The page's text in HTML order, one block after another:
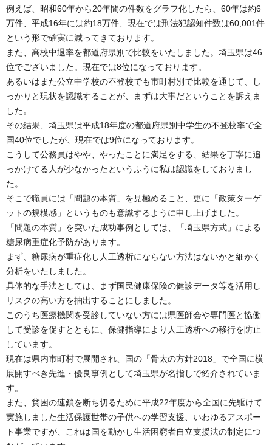
例えば、昭和60年から20年間の件数をグラフ化したら、60年は約6
万件、平成16年には約18万件、現在では刑法犯認知件数は60,001件
という形で確実に減ってきております。
また、高校中退率を都道府県別で比較をいたしました。埼玉県は46
位でございました。現在では8位になっております。
あるいはまた公立中学校の不登校でも市町村別で比較を通じて、し
っかりと現状を認識することが、まずは大事だということを訴えま
した。
その結果、埼玉県は平成18年度の都道府県別中学生の不登校率で全
国40位でしたが、現在では9位になっております。
こうして公務員はやや、やったことに満足をする、結果を丁寧に追
っかけてる人が少なかったというふうに私は認識をしておりまし
た。
そこで職員には「問題の本質」を見極めること、更に「政策ターゲ
ットの規模感」というものも意識するように申し上げました。
「問題の本質」を突いた成功事例としては、「埼玉県方式」による
糖尿病重症化予防があります。
まず、糖尿病が重症化し人工透析にならない方法はないかと細かく
分析をいたしました。
具体的な手法としては、まず国民健康保険の健診データ等を活用し
リスクの高い方を抽出することにしました。
このうち医療機関を受診していない方には県医師会や専門医と協働
して受診を促すとともに、保健指導により人工透析への移行を防止
しています。
現在は県内市町村で展開され、国の「骨太の方針2018」で全国に横
展開すべき先進・優良事例として埼玉県が名指しで紹介されていま
す。
また、貧困の連鎖を断ち切るために平成22年度から全国に先駆けて
実施しました生活保護世帯の子供への学習支援、いわゆるアスポー
ト事業ですが、これは国を動かし生活困窮者自立支援法の制定につ